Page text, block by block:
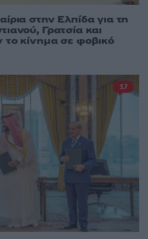
στην Ελπίδα για τη
Γρατσία και
το κίνημα σε φοβικό
17